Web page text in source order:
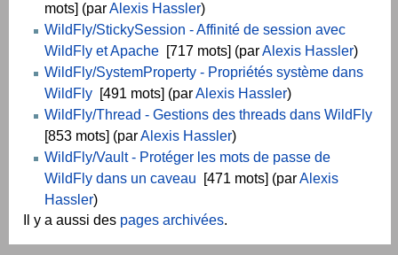
mots] (parAlexis Hassler)
WildFly/StickySession - Affinité de session avec
WildFly et Apache [717 mots] (parAlexis Hassler)
WildFly/SystemProperty - Propriétés système dans
WildFly [491 mots] (parAlexis Hassler)
WildFly/Thread - Gestions des threads dans WildFly
[853 mots] (parAlexis Hassler)
WildFly/Vault - Protéger les mots de passe de
WildFly dans un caveau [471 mots] (parAlexis
Hassler)
Il y a aussi des pages archivées.